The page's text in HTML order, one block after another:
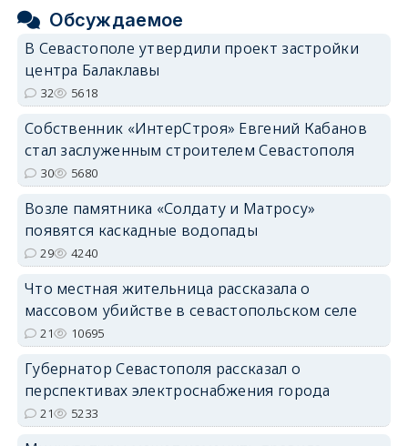
Обсуждаемое
В Севастополе утвердили проект застройки
центра Балаклавы
32 5618
Собственник «ИнтерСтроя» Евгений Кабанов
стал заслуженным строителем Севастополя
30 5680
Возле памятника «Солдату и Матросу»
появятся каскадные водопады
29 4240
Что местная жительница рассказала о
массовом убийстве в севастопольском селе
21 10695
Губернатор Севастополя рассказал о
перспективах электроснабжения города
21 5233